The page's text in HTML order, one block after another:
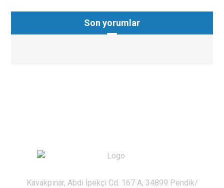
Son yorumlar
Kavakpınar, Abdi İpekçi Cd. 167 A, 34899 Pendik/